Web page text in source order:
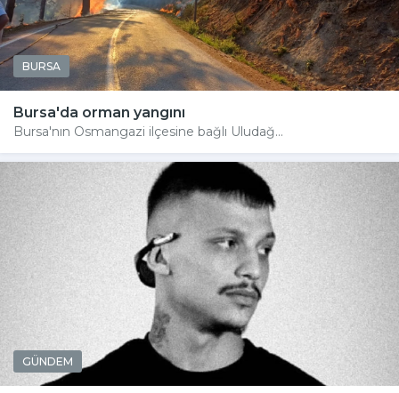
BURSA
Bursa'da orman yangını
Bursa'nın Osmangazi ilçesine bağlı Uludağ...
GÜNDEM